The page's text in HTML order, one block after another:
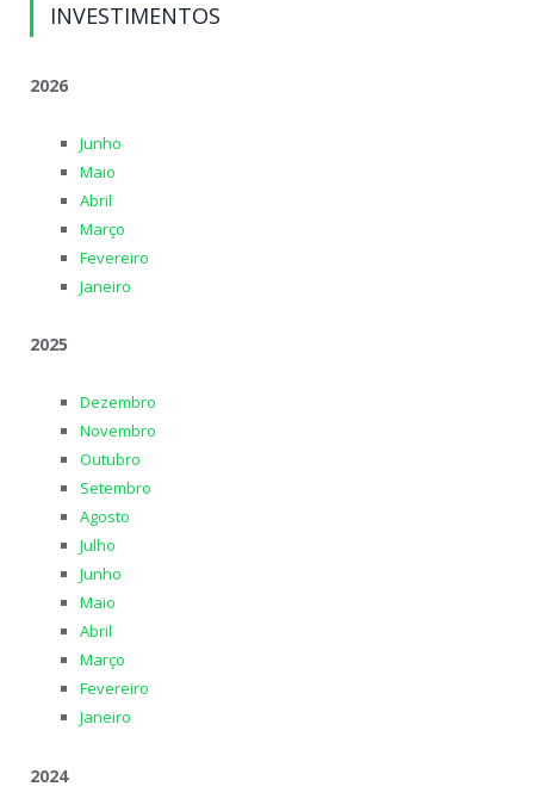
INVESTIMENTOS
2026
Junho
Maio
Abril
Março
Fevereiro
Janeiro
2025
Dezembro
Novembro
Outubro
Setembro
Agosto
Julho
Junho
Maio
Abril
Março
Fevereiro
Janeiro
2024